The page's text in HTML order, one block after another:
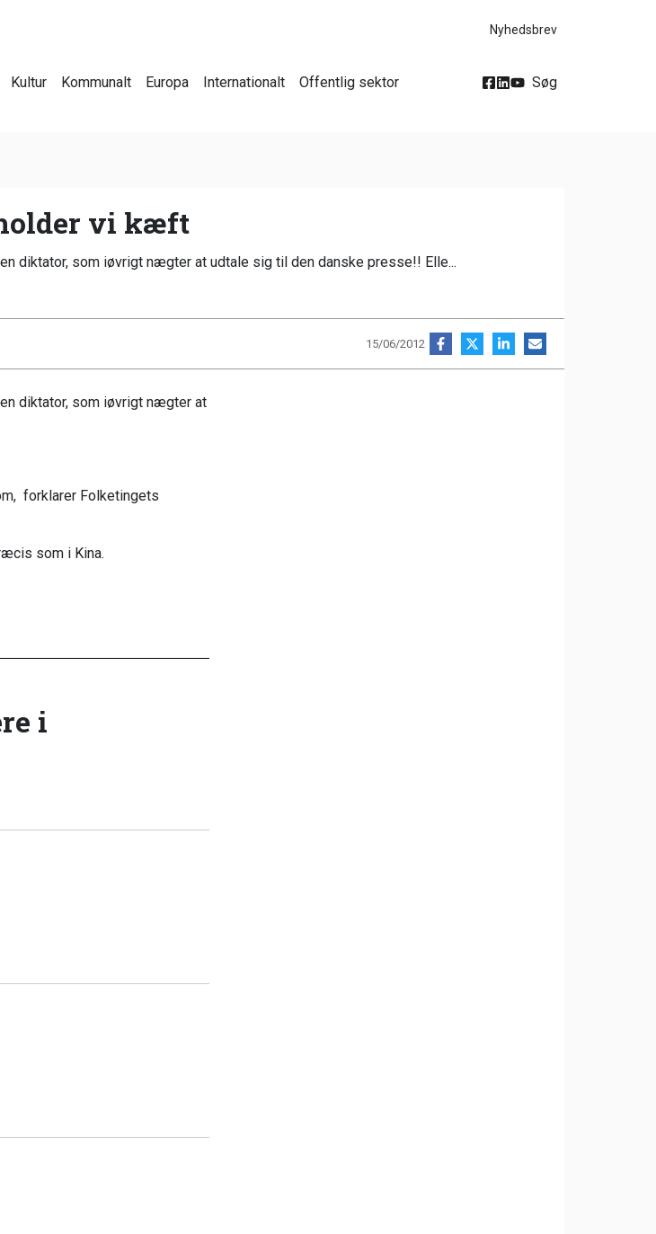
Nyhedsbrev
Kultur Kommunalt Europa Internationalt Offentlig sektor Søg
vi kæft
diktator, som iøvrigt nægter at udtale sig til den danske presse!! Elle...
15/06/2012
diktator, som iøvrigt nægter at
forklarer Folketingets
som i Kina.
i